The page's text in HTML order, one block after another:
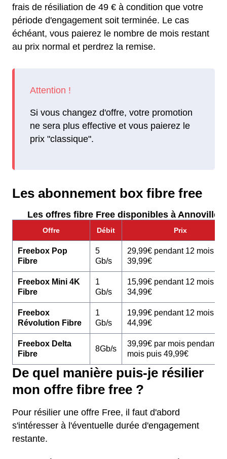
frais de résiliation de 49 € à condition que votre
période d'engagement soit terminée. Le cas
échéant, vous paierez le nombre de mois restant
au prix normal et perdrez la remise.
Si vous changez d'offre, votre promotion
ne sera plus effective et vous paierez le
prix "classique".
Les abonnement box fibre free
Les offres fibre Free disponibles à Annoville :
Offre Débit Prix
Freebox Pop
Fibre
5
Gb/s
29,99€ pendant 12 mois
39,99€
Freebox Mini 4K
Fibre
1
Gb/s
15,99€ pendant 12 mois
34,99€
Freebox
Révolution Fibre
1
Gb/s
19,99€ pendant 12 mois
44,99€
Freebox Delta
Fibre
8Gb/s
39,99€ par mois pendant 12
mois puis 49,99€
De quel manière puis-je résilier
mon offre fibre free ?
Pour résilier une offre Free, il faut d'abord
s'intéresser à l'éventuelle durée d'engagement
restante.